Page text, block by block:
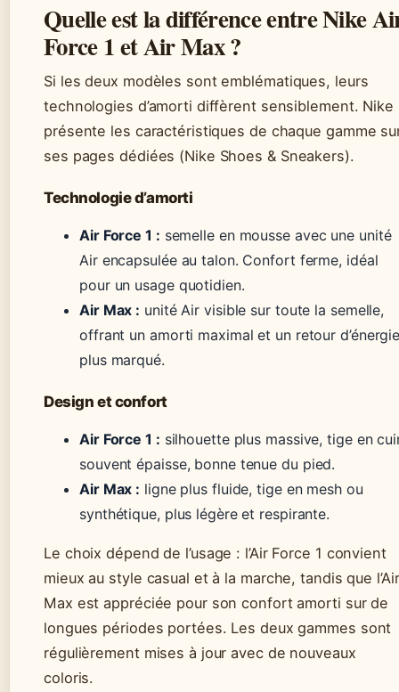
Quelle est la différence entre Nike
Force 1 et Air Max ?
Si les deux modèles sont emblématiques, leurs
technologies d’amorti diffèrent sensiblement. Nike
présente les caractéristiques de chaque gamme
ses pages dédiées (Nike Shoes & Sneakers).
Technologie d’amorti
Air Force 1 : semelle en mousse avec une unité
Air encapsulée au talon. Confort ferme, idéal
pour un usage quotidien.
Air Max : unité Air visible sur toute la semelle,
offrant un amorti maximal et un retour
plus marqué.
Design et confort
Air Force 1 : silhouette plus massive, tige en
souvent épaisse, bonne tenue du pied.
Air Max : ligne plus fluide, tige en mesh ou
synthétique, plus légère et respirante.
Le choix dépend de l’usage : l’Air Force 1 convient
mieux au style casual et à la marche, tandis que l’Air
Max est appréciée pour son confort amorti sur de
longues périodes portées. Les deux gammes sont
régulièrement mises à jour avec de nouveaux
coloris.